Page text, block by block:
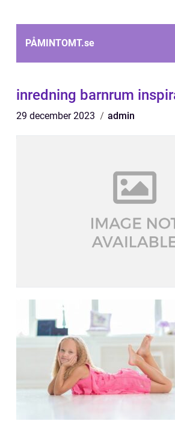
PÅMINTOMT.se
inredning barnrum
29 december 2023 admin